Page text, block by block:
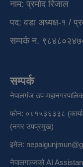
नाम: प्रमोद
पद: वडा
सम्पर्क न.
सम्पर्क
नेपालगंज उप-
फोन: ०८१५३६३३८
(नगर उपप्रमुख)
इमेल:
नेपालगञ्जको AI